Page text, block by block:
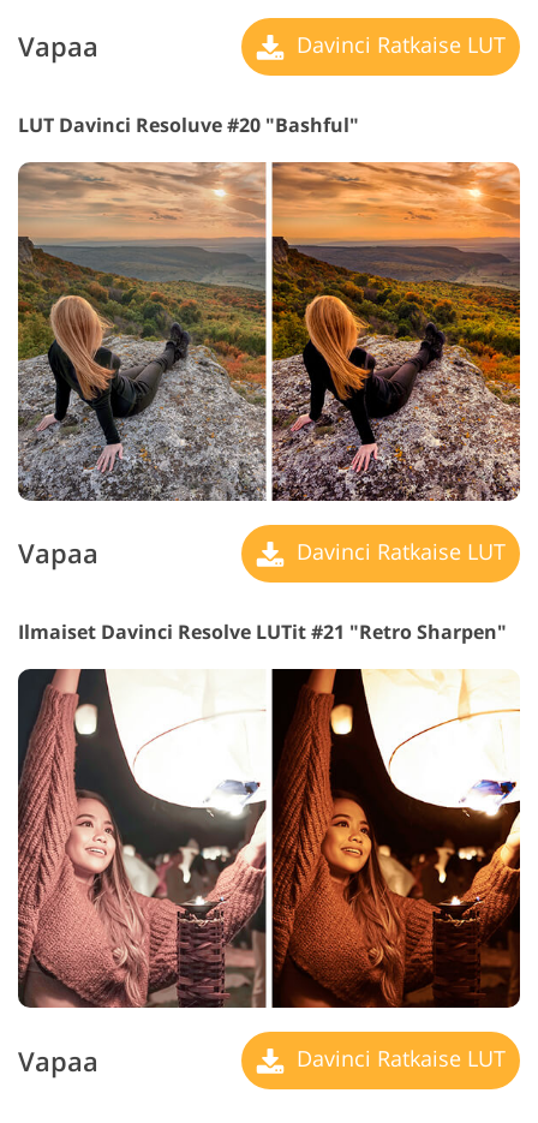
Vapaa Davinci Ratkaise LUT
LUT Davinci Resoluve #20 "Bashful"
Vapaa Davinci Ratkaise LUT
Ilmaiset Davinci Resolve LUTit #21 "Retro Sharpen"
Vapaa Davinci Ratkaise LUT